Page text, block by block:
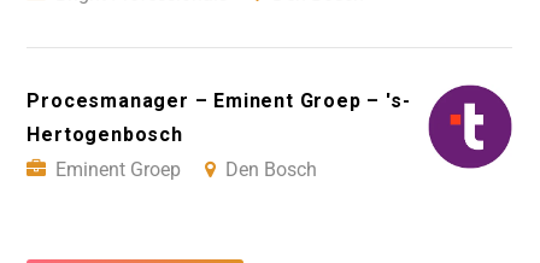
Procesmanager – Eminent Groep – 's-
Hertogenbosch
Eminent Groep
Den Bosch